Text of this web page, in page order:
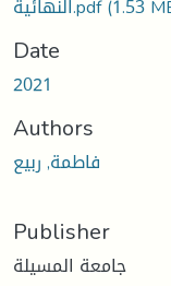
النهائية.pdf(1.53
Date
2021
Authors
فاطمة, ربيع
Publisher
جامعة المسيلة